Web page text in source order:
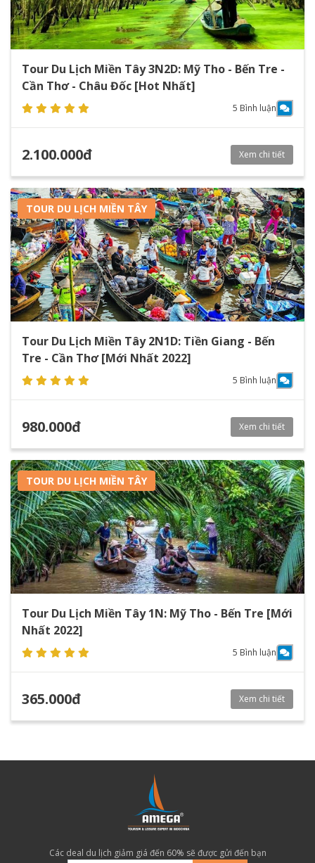
Tour Du Lịch Miền Tây 3N2D: Mỹ Tho - Bến Tre -
Cần Thơ - Châu Đốc [Hot Nhất]
5 Bình luận
2.100.000đ Xem chi tiết
TOUR DU LỊCH MIỀN TÂY
Tour Du Lịch Miền Tây 2N1D: Tiền Giang - Bến
Tre - Cần Thơ [Mới Nhất 2022]
5 Bình luận
980.000đ Xem chi tiết
TOUR DU LỊCH MIỀN TÂY
Tour Du Lịch Miền Tây 1N: Mỹ Tho - Bến Tre [Mới
Nhất 2022]
5 Bình luận
365.000đ Xem chi tiết
Các deal du lịch giảm giá đến 60% sẽ được gửi đến bạn